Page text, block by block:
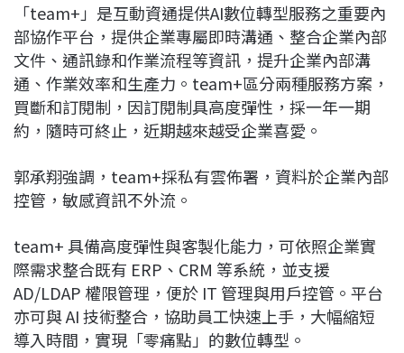
「team+」是互動資通提供AI數位轉型服務之重要內
部協作平台，提供企業專屬即時溝通、整合企業內部
文件、通訊錄和作業流程等資訊，提升企業內部溝
通、作業效率和生產力。team+區分兩種服務方案，
買斷和訂閱制，因訂閱制具高度彈性，採一年一期
約，隨時可終止，近期越來越受企業喜愛。
郭承翔強調，team+採私有雲佈署，資料於企業內部
控管，敏感資訊不外流。
team+ 具備高度彈性與客製化能力，可依照企業實
際需求整合既有 ERP、CRM 等系統，並支援
AD/LDAP 權限管理，便於 IT 管理與用戶控管。平台
亦可與 AI 技術整合，協助員工快速上手，大幅縮短
導入時間，實現「零痛點」的數位轉型。